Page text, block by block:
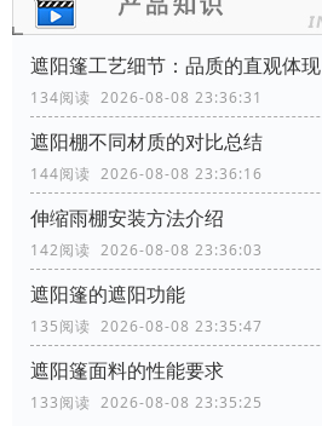
遮阳篷工艺细节：品质的直观体现
134阅读 2026-08-08 23:36:31
遮阳棚不同材质的对比总结
144阅读 2026-08-08 23:36:16
伸缩雨棚安装方法介绍
142阅读 2026-08-08 23:36:03
遮阳篷的遮阳功能
135阅读 2026-08-08 23:35:47
遮阳篷面料的性能要求
133阅读 2026-08-08 23:35:25